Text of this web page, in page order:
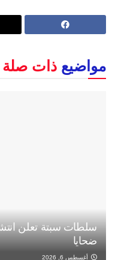
مواضيع ذات صلة
ضحايا
أغسطس 6, 2026